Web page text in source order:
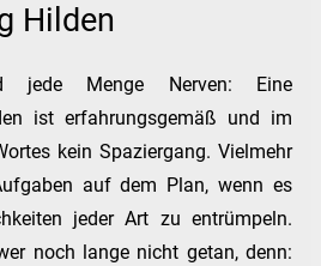
Hilden
jede Menge Nerven: Eine
ist erfahrungsgemäß und im
kein Spaziergang. Vielmehr
auf dem Plan, wenn es
jeder Art zu entrümpeln.
noch lange nicht getan, denn: